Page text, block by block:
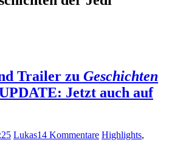
Trailer zu Geschichten
Jetzt auch auf
Lukas14 Kommentare Highlights,